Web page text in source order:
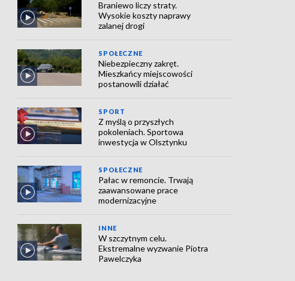
Braniewo liczy straty.
Wysokie koszty naprawy
zalanej drogi
SPOŁECZNE
Niebezpieczny zakręt.
Mieszkańcy miejscowości
postanowili działać
SPORT
Z myślą o przyszłych
pokoleniach. Sportowa
inwestycja w Olsztynku
SPOŁECZNE
Pałac w remoncie. Trwają
zaawansowane prace
modernizacyjne
INNE
W szczytnym celu.
Ekstremalne wyzwanie Piotra
Pawelczyka